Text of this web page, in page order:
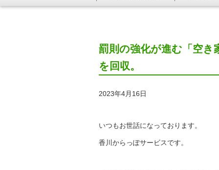
罰則の強化が進む「空き
を回収。
2023年4月16日
いつもお世話になっております。
香川からっぽサービスです。